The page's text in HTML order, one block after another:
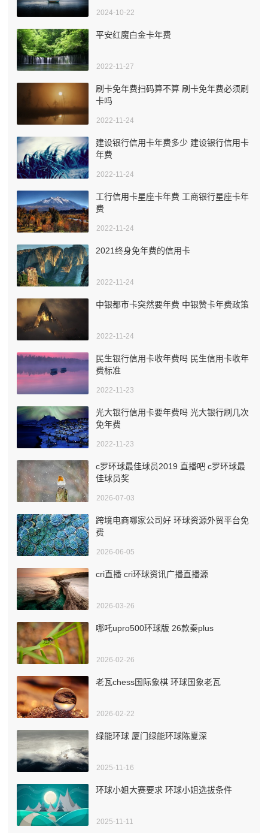
2024-10-22
平安红魔白金卡年费
2022-11-27
刷卡免年费扫码算不算 刷卡免年费必须刷
卡吗
2022-11-24
建设银行信用卡年费多少 建设银行信用卡
年费
2022-11-24
工行信用卡星座卡年费 工商银行星座卡年
费
2022-11-24
2021终身免年费的信用卡
2022-11-24
中银都市卡突然要年费 中银赞卡年费政策
2022-11-24
民生银行信用卡收年费吗 民生信用卡收年
费标准
2022-11-23
光大银行信用卡要年费吗 光大银行刷几次
免年费
2022-11-23
c罗环球最佳球员2019 直播吧 c罗环球最
佳球员奖
2026-07-03
跨境电商哪家公司好 环球资源外贸平台免
费
2026-06-05
cri直播 cri环球资讯广播直播源
2026-03-26
哪吒upro500环球版 26款秦plus
2026-02-26
老瓦chess国际象棋 环球国象老瓦
2026-02-22
绿能环球 厦门绿能环球陈夏深
2025-11-16
环球小姐大赛要求 环球小姐选拔条件
2025-11-11